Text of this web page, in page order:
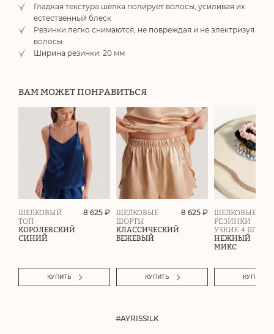
Гладкая текстура шёлка полирует волосы, усиливая их
естественный блеск
Резинки легко снимаются, не повреждая и не электризуя
волосы
Ширина резинки: 20 мм
ВАМ МОЖЕТ ПОНРАВИТЬСЯ
ШЕЛКОВЫЙ
ТОП
КОРОЛЕВСКИЙ
СИНИЙ
8 625 ₽
КУПИТЬ
ШЕЛКОВЫЕ
ШОРТЫ
КЛАССИЧЕСКИЙ
БЕЖЕВЫЙ
8 625 ₽
КУПИТЬ
ШЕЛКОВЫЕ
РЕЗИНКИ
УЗКИЕ 4 ШТ.
НЕЖНЫЙ
МИКС
КУПИТЬ
#AYRISSILK